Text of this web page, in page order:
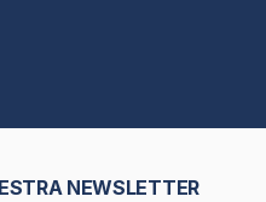
NEWSLETTER